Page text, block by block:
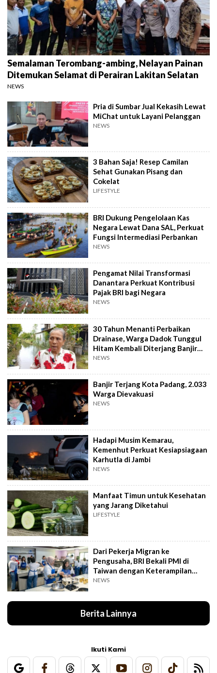
Semalaman Terombang-ambing, Nelayan Painan
Ditemukan Selamat di Perairan Lakitan Selatan
NEWS
Pria di Sumbar Jual Kekasih Lewat
MiChat untuk Layani Pelanggan
NEWS
3 Bahan Saja! Resep Camilan
Sehat Gunakan Pisang dan
Cokelat
LIFESTYLE
BRI Dukung Pengelolaan Kas
Negara Lewat Dana SAL, Perkuat
Fungsi Intermediasi Perbankan
NEWS
Pengamat Nilai Transformasi
Danantara Perkuat Kontribusi
Pajak BRI bagi Negara
NEWS
30 Tahun Menanti Perbaikan
Drainase, Warga Dadok Tunggul
Hitam Kembali Diterjang Banjir
Parah
NEWS
Banjir Terjang Kota Padang, 2.033
Warga Dievakuasi
NEWS
Hadapi Musim Kemarau,
Kemenhut Perkuat Kesiapsiagaan
Karhutla di Jambi
NEWS
Manfaat Timun untuk Kesehatan
yang Jarang Diketahui
LIFESTYLE
Dari Pekerja Migran ke
Pengusaha, BRI Bekali PMI di
Taiwan dengan Keterampilan
Bisnis
NEWS
Berita Lainnya
Ikuti Kami